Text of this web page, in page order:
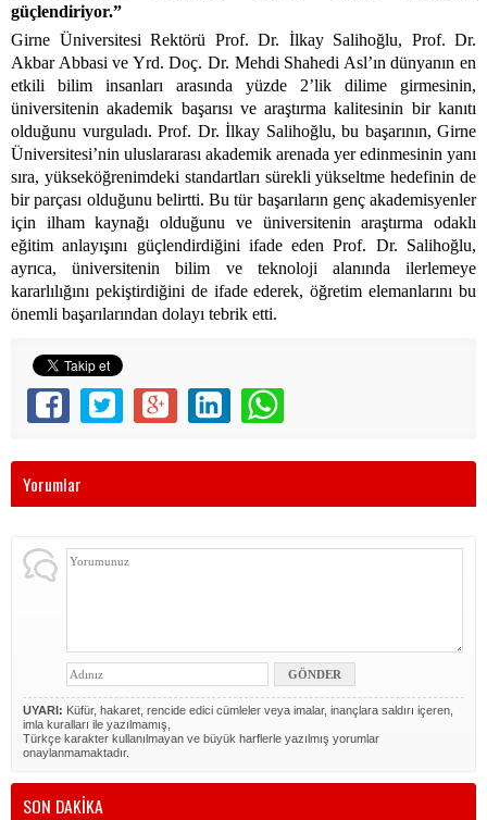
güçlendiriyor.”
Girne Üniversitesi Rektörü Prof. Dr. İlkay Salihoğlu, Prof. Dr.
Akbar Abbasi ve Yrd. Doç. Dr. Mehdi Shahedi Asl’ın dünyanın en
etkili bilim insanları arasında yüzde 2’lik dilime girmesinin,
üniversitenin akademik başarısı ve araştırma kalitesinin bir kanıtı
olduğunu vurguladı. Prof. Dr. İlkay Salihoğlu, bu başarının, Girne
Üniversitesi’nin uluslararası akademik arenada yer edinmesinin yanı
sıra, yükseköğrenimdeki standartları sürekli yükseltme hedefinin de
bir parçası olduğunu belirtti. Bu tür başarıların genç akademisyenler
için ilham kaynağı olduğunu ve üniversitenin araştırma odaklı
eğitim anlayışını güçlendirdiğini ifade eden Prof. Dr. Salihoğlu,
ayrıca, üniversitenin bilim ve teknoloji alanında ilerlemeye
kararlılığını pekiştirdiğini de ifade ederek, öğretim elemanlarını bu
önemli başarılarından dolayı tebrik etti.
Yorumlar
UYARI: Küfür, hakaret, rencide edici cümleler veya imalar, inançlara saldırı içeren,
imla kuralları ile yazılmamış,
Türkçe karakter kullanılmayan ve büyük harflerle yazılmış yorumlar
onaylanmamaktadır.
SON DAKİKA